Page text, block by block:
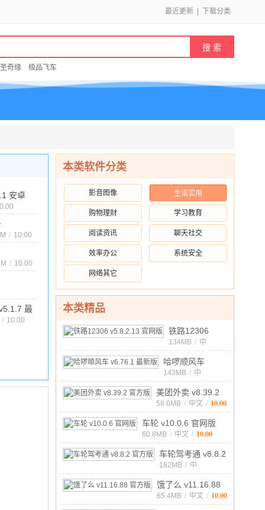
最近更新 下载分类
奇缘 极品飞车
安卓
安卓版
/ 10.00
卓版
/ 10.00
/ 10.00
最
/ 10.00
本类软件分类
影音图像 生活实用
购物理财 学习教育
阅读资讯 聊天社交
效率办公 系统安全
网络其它
本类精品
铁路12306
v5.8.2.13 官网
134MB / 中
文 / 10.00
哈啰顺风车
v6.76.1 最新版
143MB / 中
文 / 10.00
美团外卖 v8.39.2
官方版
58.6MB / 中文 / 10.00
车轮 v10.0.6 官网版
60.8MB / 中文 / 10.00
车轮驾考通 v8.8.2
官方版
182MB / 中
文 / 10.00
饿了么 v11.16.88
官方版
65.4MB / 中文 / 10.00